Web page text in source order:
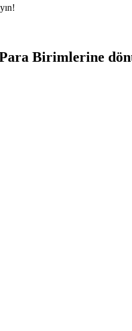
Birimlerine